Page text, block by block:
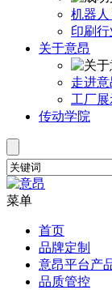
机器人
印刷行
关于意昂
走进意
工厂
传动学院
菜单
首页
品牌定制
意昂平台产
品质管控